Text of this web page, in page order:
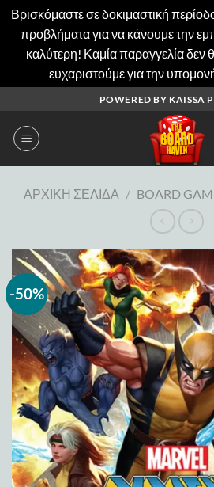
Βρισκόμαστε σε δοκιμαστική
προβλήματα για να κάνουμε την
καλύτερη! Καμία παραγγελία δεν
ευχαριστούμε για την
περιεχόμενο
POWERED BY KAISSA
ΑΡΧΙΚΉ ΣΕΛΊΔΑ / BOARD
-50%